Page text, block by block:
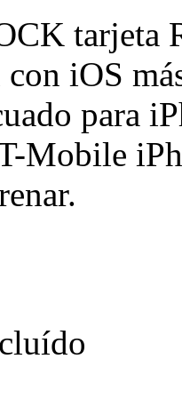
tarjeta
iOS
para
Mobile